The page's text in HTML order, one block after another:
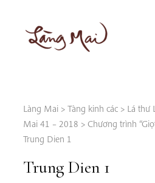
content
Làng Mai > Tàng kinh các > Lá thư
Mai 41 – 2018 > Chương trình
Trung Dien 1
Trung Dien 1